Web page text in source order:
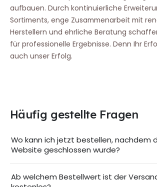
aufbauen. Durch kontinuierliche
Sortiments, enge Zusammenarbeit mit
Herstellern und ehrliche Beratung
für professionelle Ergebnisse. Denn Ihr
auch unser Erfolg.
Häufig gestellte Fragen
Wo kann ich jetzt bestellen, nachdem
Website geschlossen wurde?
Ab welchem Bestellwert ist der